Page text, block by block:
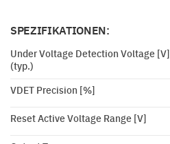
SPEZIFIKATIONEN:
Under Voltage Detection Voltage [V]
(typ.)
VDET Precision [%]
Reset Active Voltage Range [V]